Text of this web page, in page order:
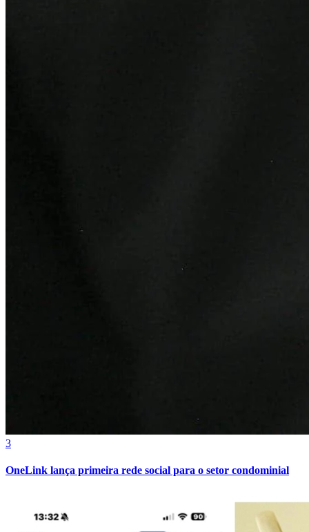
3
OneLink lança primeira rede social para o setor condominial